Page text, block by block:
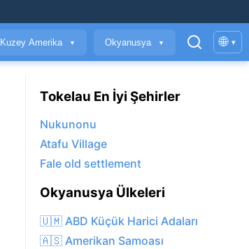
Kuzey Amerika ▼ Okyanusya ▼ 🌐 ▾
Tokelau En İyi Şehirler
Nukunonu
Atafu Village
Fale old settlement
Okyanusya Ülkeleri
🇺🇲 ABD Küçük Harici Adaları
🇦🇸 Amerikan Samoası